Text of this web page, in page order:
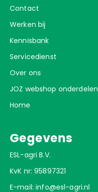
Contact
Werken bij
Kennisbank
Servicedienst
Over ons
JOZ webshop onderdelen
Home
Gegevens
ESL-agri B.V.
KvK nr: 95897321
E-mail:info@esl-agri.nl